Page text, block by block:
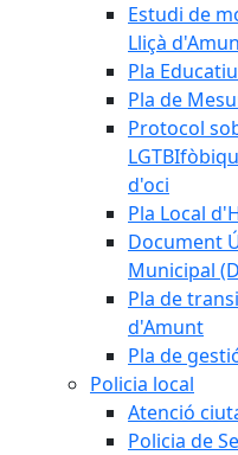
Estudi de
Lliçà
Pla
Pla de
Protocol
d'oci
Pla Local
Document
Municipal
Pla de
d'Amunt
Pla de
Policia local
Atenció
Policia de